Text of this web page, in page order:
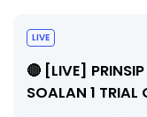
BICARA
PENGARAH
Unknown 9 hari